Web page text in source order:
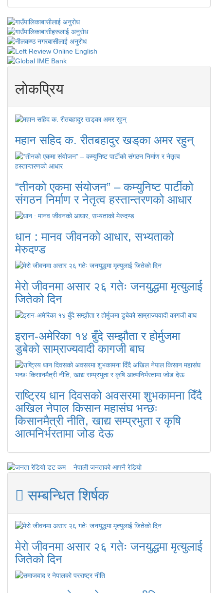
लाेकप्रिय
महान सहिद क. रीतबहादुर खड्‌का अमर रहुन्
“तीनको एकमा संयोजन” – कम्युनिष्ट पार्टीको
संगठन निर्माण र नेतृत्व हस्तान्तरणको आधार
धान : मानव जीवनको आधार, सभ्यताको
मेरुदण्ड
मेरो जीवनमा असार २६ गतेः जनयुद्धमा मृत्युलाई
जितेको दिन
इरान-अमेरिका १४ बुँदे सम्झौता र होर्मुजमा
डुबेको साम्राज्यवादी कागजी बाघ
राष्ट्रिय धान दिवसको अवसरमा शुभकामना दिँदै
अखिल नेपाल किसान महासंघ भन्छः
किसानमैत्री नीति, खाद्य सम्प्रभुता र कृषि
आत्मनिर्भरतामा जोड देऊ
सम्बन्धित शिर्षक
मेरो जीवनमा असार २६ गतेः जनयुद्धमा मृत्युलाई
जितेको दिन